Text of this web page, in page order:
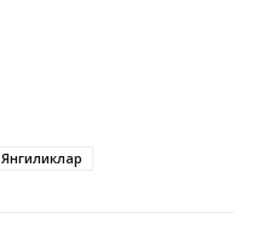
Янгиликлар